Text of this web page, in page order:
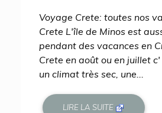
Voyage Crete: toutes nos
Crete L'île de Minos est
pendant des vacances en
Crete en août ou en juillet
un climat très sec, une...
LIRE LA SUITE